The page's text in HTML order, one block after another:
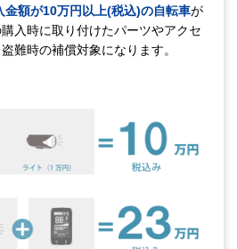
金額が10万円以上(税込)の自転車が
入時に取り付けたパーツやアクセ
難時の補償対象になります。